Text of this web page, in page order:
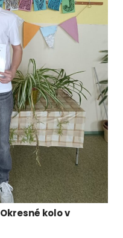
Okresné kolo v